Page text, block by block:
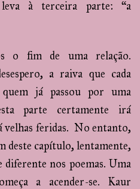
à terceira parte: “a
o fim de uma relação.
a raiva que cada
já passou por uma
parte certamente irá
velhas feridas. No entanto,
deste capítulo, lentamente,
diferente nos poemas. Uma
a acender-se. Kaur